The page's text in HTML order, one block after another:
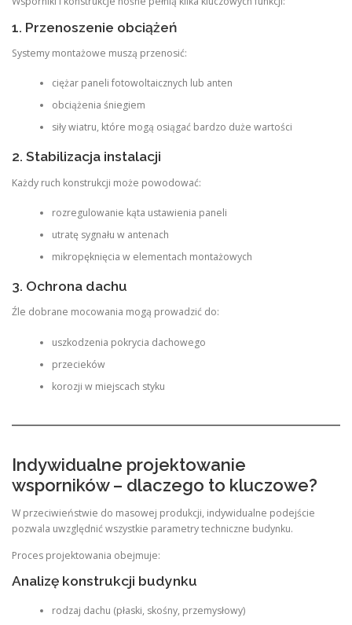
1. Przenoszenie obciążeń
Systemy montażowe muszą przenosić:
ciężar paneli fotowoltaicznych lub anten
obciążenia śniegiem
siły wiatru, które mogą osiągać bardzo duże wartości
2. Stabilizacja instalacji
Każdy ruch konstrukcji może powodować:
rozregulowanie kąta ustawienia paneli
utratę sygnału w antenach
mikropęknięcia w elementach montażowych
3. Ochrona dachu
Źle dobrane mocowania mogą prowadzić do:
uszkodzenia pokrycia dachowego
przecieków
korozji w miejscach styku
Indywidualne projektowanie
wsporników – dlaczego to kluczowe?
W przeciwieństwie do masowej produkcji, indywidualne podejście
pozwala uwzględnić wszystkie parametry techniczne budynku.
Proces projektowania obejmuje:
Analizę konstrukcji budynku
rodzaj dachu (płaski, skośny, przemysłowy)